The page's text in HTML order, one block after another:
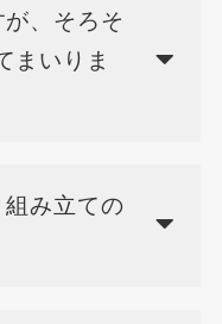
、そろそ
まいりま
み立ての